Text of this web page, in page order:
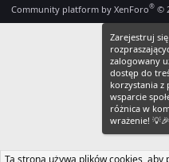
Community platform by XenForo® ©
Zarejestruj
zalogowany
dostęp do
korzystania z
wsparcie
różnica w
wrażenie! 💡🎉
Ta strona używa plików cookies,